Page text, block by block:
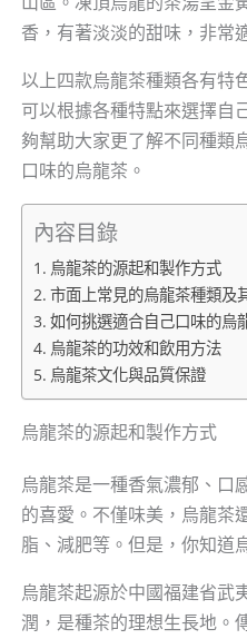
香，有著淡淡的甜味，非常
以上四款烏龍茶種類各有特
可以根據各種特點來選擇自
夠幫助大家更了解不同種類
口味的烏龍茶。
內容目錄
烏龍茶的源起和製作方式
市面上常見的烏龍茶種類及
如何挑選適合自己口味的烏
烏龍茶的功效和飲用方法
烏龍茶文化與品質保證
烏龍茶的源起和製作方式
烏龍茶是一種香氣濃郁、口
的喜愛。不僅味美，烏龍茶
脂、減肥等。但是，你知道
烏龍茶起源於中國福建省武
潤，是種茶的理想生長地。